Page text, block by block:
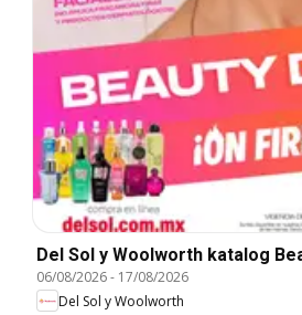
Del Sol y Woolworth katalog
06/08/2026- 17/08/2026
Del Sol y Woolworth